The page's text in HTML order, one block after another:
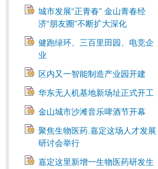
城市发展“正青春” 金山青春经
济“朋友圈”不断扩大深化
健跑绿环、三百里田园、电竞企
业
区内又一智能制造产业园开建
华东无人机基地新场址正式开工
金山城市沙滩音乐啤酒节开幕
聚焦生物医药.嘉定这场人才发展
研讨会举行
嘉定这里新增一生物医药研发生